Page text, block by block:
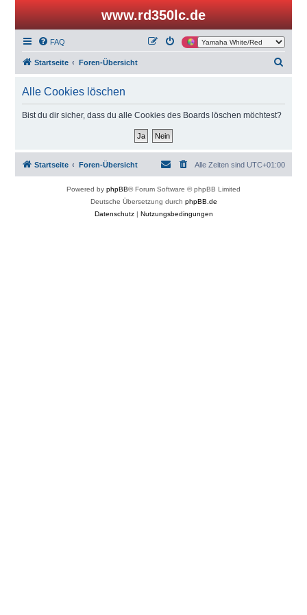
www.rd350lc.de
FAQ
Startseite Foren-Übersicht
Alle Cookies löschen
Bist du dir sicher, dass du alle Cookies des Boards löschen möchtest?
Startseite Foren-Übersicht Alle Zeiten sind UTC+01:00
Powered by phpBB® Forum Software © phpBB Limited
Deutsche Übersetzung durch phpBB.de
Datenschutz| Nutzungsbedingungen